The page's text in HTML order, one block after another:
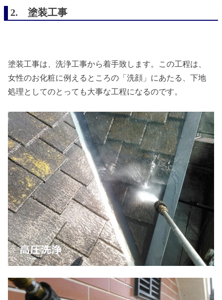
2. 塗装工事
塗装工事は、洗浄工事から着手致します。この工程は、
女性のお化粧に例えるところの「洗顔」にあたる、下地
処理としてのとっても大事な工程になるのです。